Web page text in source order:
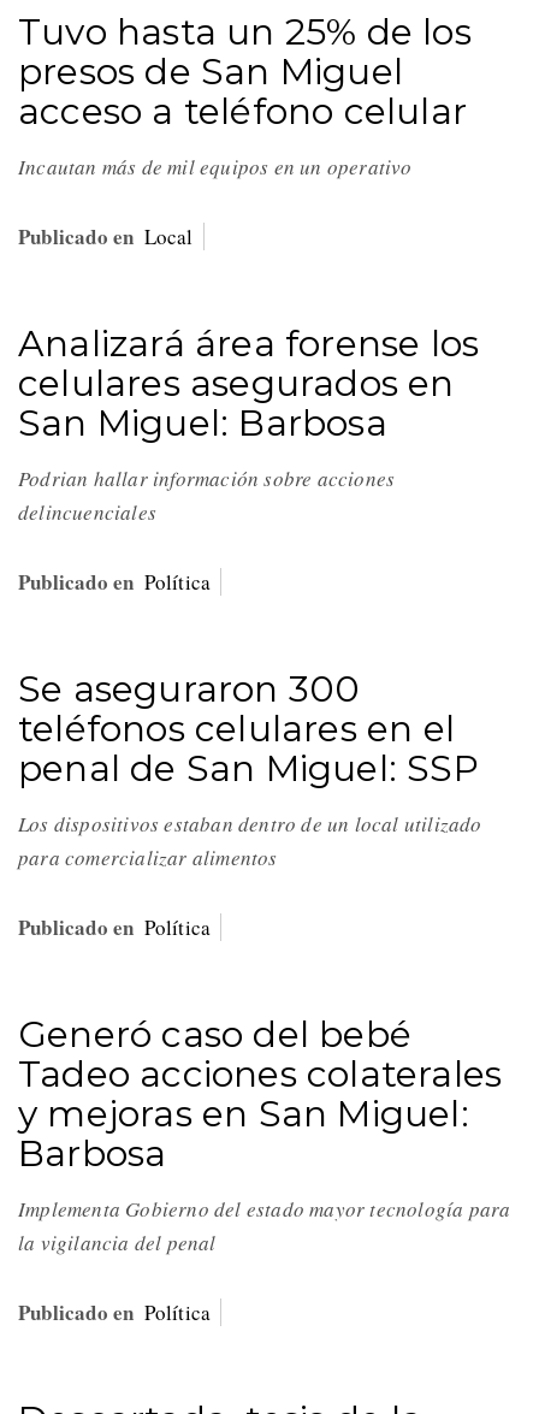
Tuvo hasta un 25% de los
presos de San Miguel
acceso a teléfono celular
Incautan más de mil equipos en un operativo
Publicado en Local
Analizará área forense los
celulares asegurados en
San Miguel: Barbosa
Podrian hallar información sobre acciones
delincuenciales
Publicado en Política
Se aseguraron 300
teléfonos celulares en el
penal de San Miguel: SSP
Los dispositivos estaban dentro de un local utilizado
para comercializar alimentos
Publicado en Política
Generó caso del bebé
Tadeo acciones colaterales
y mejoras en San Miguel:
Barbosa
Implementa Gobierno del estado mayor tecnología para
la vigilancia del penal
Publicado en Política